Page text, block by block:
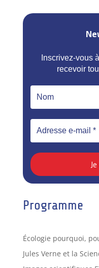
Inscrivez-vous
recevoir
Programme
Écologie pourquoi,
Jules Verne et la